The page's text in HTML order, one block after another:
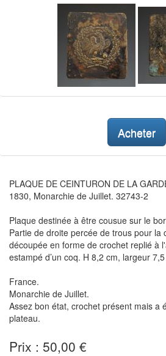
Acheter
PLAQUE DE CEINTURON DE LA
1830, Monarchie de Juillet. 32743-2
Plaque destinée à être cousue sur le
Partie de droite percée de trous pour la
découpée en forme de crochet replié à
estampé d’un coq. H 8,2 cm, largeur
France.
Monarchie de Juillet.
Assez bon état, crochet présent mais a
plateau.
Prix : 50,00 €